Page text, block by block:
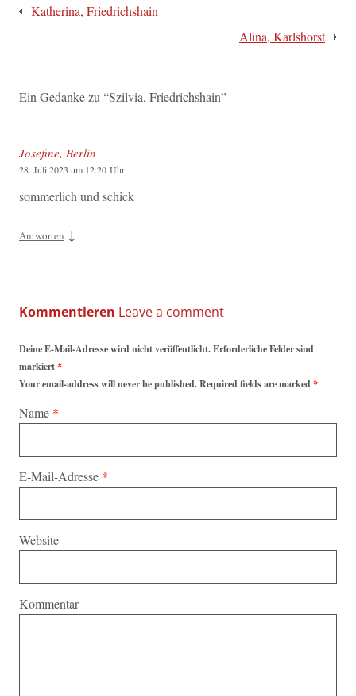
Beitragsnavigation
Katherina, Friedrichshain
Alina, Karlshorst
Ein Gedanke zu “Szilvia, Friedrichshain”
Josefine, Berlin
28. Juli 2023 um 12:20 Uhr
sommerlich und schick
Antworten ↓
Kommentieren
Deine E-Mail-Adresse wird nicht veröffentlicht. Erforderliche Felder sind
markiert*
Your email-address will never be published. Required fields are marked*
Name *
E-Mail-Adresse *
Website
Kommentar